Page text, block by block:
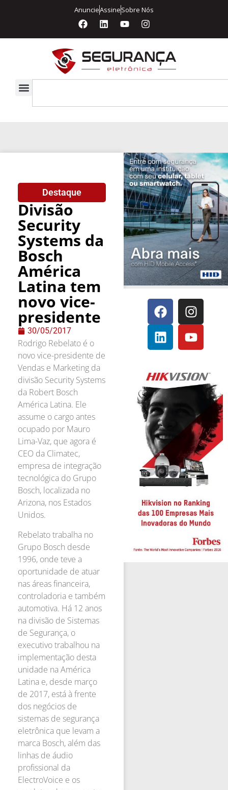
AnuncieAssineSobre Nós
Destaque
Divisão
Security
Systems da
Bosch
América
Latina tem
novo vice-
presidente
30/05/2017
Rodrigo Rebelato é o
novo vice-presidente de
Vendas e Marketing da
divisão Security Systems
da Robert Bosch
América Latina. Ele
assume o cargo antes
ocupado por Mauro
Lima-Vaz, que agora é
CEO da Climatec,
empresa de integração
tecnológica do Grupo
Bosch, localizada no
Arizona, nos Estados
Unidos.
Rebelato trabalha no
Grupo Bosch desde
1996, onde teve a
oportunidade de atuar
nas áreas financeira,
controladoria e também
automotiva. Há 12 anos
na divisão de Sistemas
de Segurança, o
executivo trabalhou na
implementação desta
unidade na América
Latina e, desde março
de 2017, está à frente
dos negócios de
sistemas de segurança
eletrônica que levam a
marca Bosch, além das
linhas de áudio
profissional da
ElectroVoice e os